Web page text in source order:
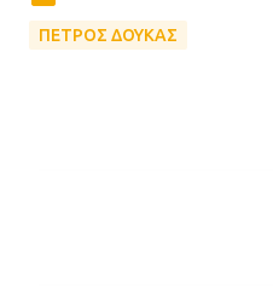
ΠΕΤΡΟΣ ΔΟΥΚΑΣ